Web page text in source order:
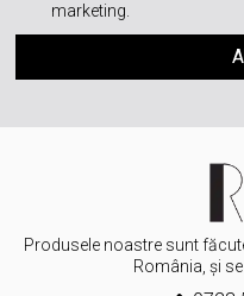
marketing.
Produsele noastre sunt
România, și